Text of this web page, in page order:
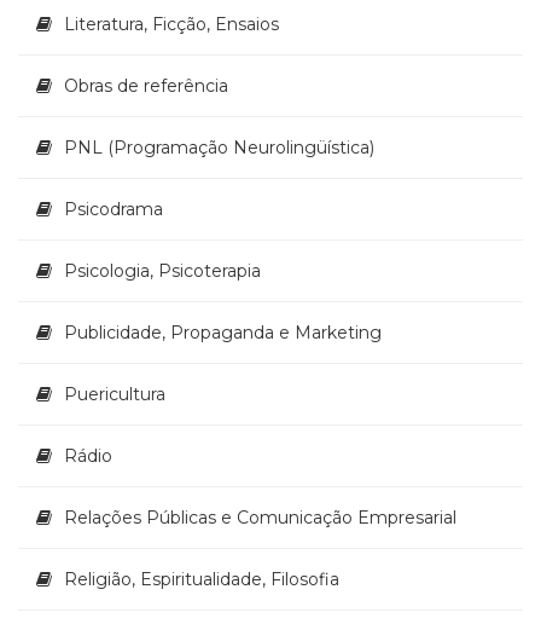
Televisão
africanos
Terapia
(21)
RH
Turismo
Vida
Literatura, Ficção, Ensaios
Obras de referência
PNL (Programação Neurolingüística)
Psicodrama
Psicologia, Psicoterapia
Publicidade, Propaganda e Marketing
Puericultura
Rádio
Relações Públicas e Comunicação Empresarial
Religião, Espiritualidade, Filosofia